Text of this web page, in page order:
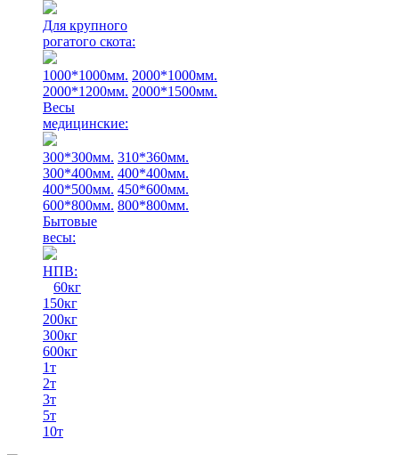
Для крупного
рогатого скота:
1000*1000мм. 2000*1000мм.
2000*1200мм. 2000*1500мм.
Весы
медицинские:
300*300мм. 310*360мм.
300*400мм. 400*400мм.
400*500мм. 450*600мм.
600*800мм. 800*800мм.
Бытовые
весы:
НПВ:
60кг
150кг
200кг
300кг
600кг
1т
2т
3т
5т
10т